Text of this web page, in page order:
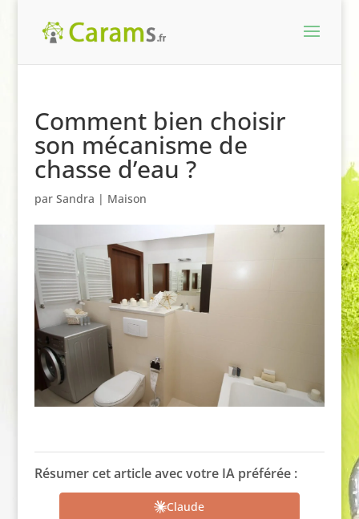
Comment bien choisir
son mécanisme de
chasse d’eau ?
par Sandra | Maison
Résumer cet article avec votre IA préférée :
Claude